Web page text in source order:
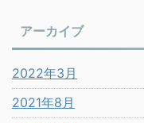
アーカイブ
2022年3月
2021年8月